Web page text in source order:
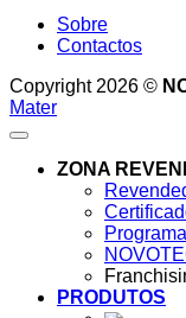
Sobre
Contactos
Copyright 2026 ©
Mater
ZONA
PRODUTOS